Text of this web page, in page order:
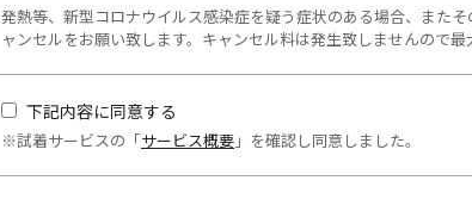
発熱等、新型コロナウイルス感染症を疑う症状のある場合、また
ャンセルをお願い致します。キャンセル料は発生致しませんので
下記内容に同意する
※試着サービスの「サービス概要 」を確認し同意しました。